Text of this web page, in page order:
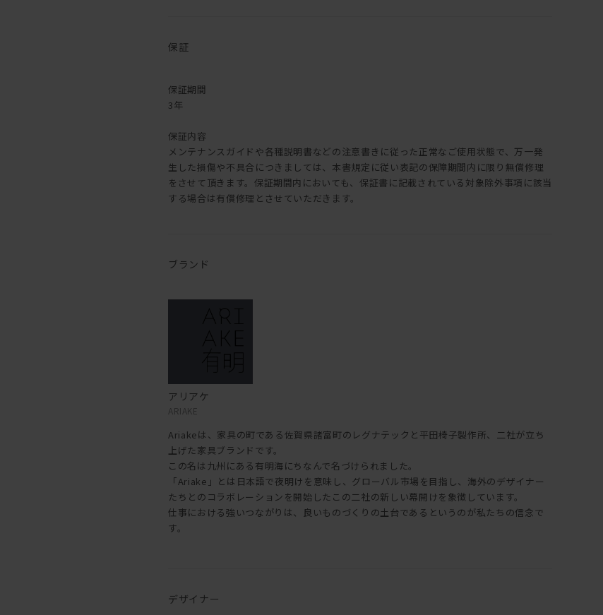
保証
保証期間
3年
保証内容
メンテナンスガイドや各種説明書などの注意書きに従った正常なご使用状態で、万一発
生した損傷や不具合につきましては、本書規定に従い表記の保障期間内に限り無償修理
をさせて頂きます。保証期間内においても、保証書に記載されている対象除外事項に該当
する場合は有償修理とさせていただきます。
ブランド
アリアケ
ARIAKE
Ariakeは、家具の町である佐賀県諸富町のレグナテックと平田椅子製作所、二社が立ち
上げた家具ブランドです。
この名は九州にある有明海にちなんで名づけられました。
「Ariake」とは日本語で夜明けを意味し、グローバル市場を目指し、海外のデザイナー
たちとのコラボレーションを開始したこの二社の新しい幕開けを象徴しています。
仕事における強いつながりは、良いものづくりの土台であるというのが私たちの信念で
す。
デザイナー